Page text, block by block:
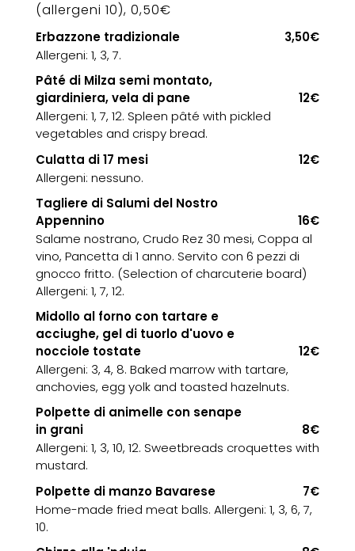
(allergeni 10), 0,50€
Erbazzone tradizionale
3,50€
Allergeni: 1, 3, 7.
Pâté di Milza semi montato,
giardiniera, vela di pane
12€
Allergeni: 1, 7, 12. Spleen pâté with pickled
vegetables and crispy bread.
Culatta di 17 mesi
12€
Allergeni: nessuno.
Tagliere di Salumi del Nostro
Appennino
16€
Salame nostrano, Crudo Rez 30 mesi, Coppa al
vino, Pancetta di 1 anno. Servito con 6 pezzi di
gnocco fritto. (Selection of charcuterie board)
Allergeni: 1, 7, 12.
Midollo al forno con tartare e
acciughe, gel di tuorlo d'uovo e
nocciole tostate
12€
Allergeni: 3, 4, 8. Baked marrow with tartare,
anchovies, egg yolk and toasted hazelnuts.
Polpette di animelle con senape
in grani
8€
Allergeni: 1, 3, 10, 12. Sweetbreads croquettes with
mustard.
Polpette di manzo Bavarese
7€
Home-made fried meat balls. Allergeni: 1, 3, 6, 7,
10.